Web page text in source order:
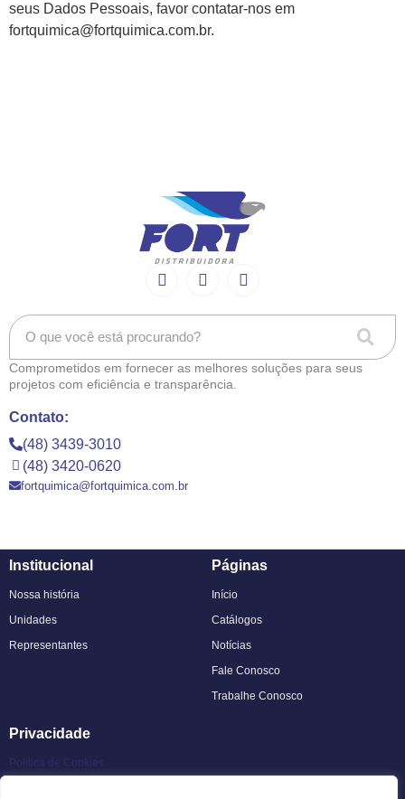
seus Dados Pessoais, favor contatar-nos em
fortquimica@fortquimica.com.br.
Comprometidos em fornecer as melhores soluções para seus
projetos com eficiência e transparência.
Contato:
(48) 3439-3010
(48) 3420-0620
fortquimica@fortquimica.com.br
Institucional
Nossa história
Unidades
Representantes
Páginas
Início
Catálogos
Notícias
Fale Conosco
Trabalhe Conosco
Privacidade
Política de Cookies